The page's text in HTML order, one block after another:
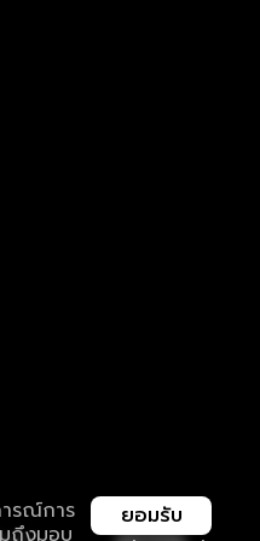
ารณ์การ
ถึงมอบ
ยอมรับ